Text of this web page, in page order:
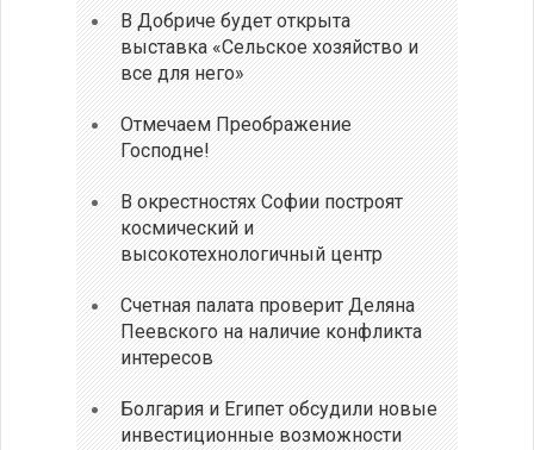
В Добриче будет открыта
выставка «Сельское хозяйство и
все для него»
Отмечаем Преображение
Господне!
В окрестностях Софии построят
космический и
высокотехнологичный центр
Счетная палата проверит Деляна
Пеевского на наличие конфликта
интересов
Болгария и Египет обсудили новые
инвестиционные возможности